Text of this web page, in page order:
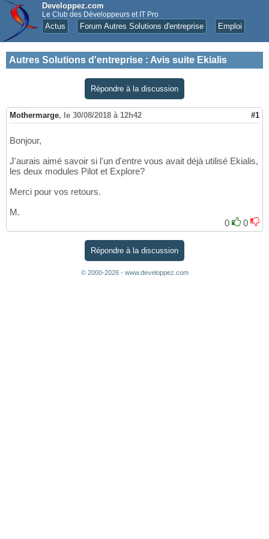
Developpez.com
Le Club des Développeurs et IT Pro
Actus Forum Autres Solutions d'entreprise Emploi
Autres Solutions d'entreprise : Avis suite Ekialis
Répondre à la discussion
Mothermarge, le 30/08/2018 à 12h42 #1
Bonjour,
J'aurais aimé savoir si l'un d'entre vous avait déjà utilisé Ekialis,
les deux modules Pilot et Explore?
Merci pour vos retours.
M.
0
0
Répondre à la discussion
© 2000-2026 - www.developpez.com